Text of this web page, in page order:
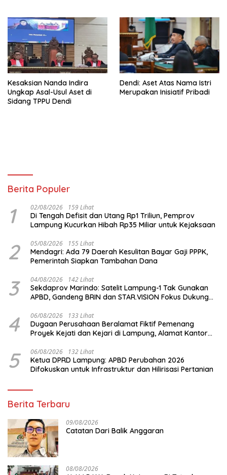
Kesaksian Nanda Indira
Ungkap Asal-Usul Aset di
Sidang TPPU Dendi
Dendi: Aset Atas Nama Istri
Merupakan Inisiatif Pribadi
Berita Populer
1 02/08/2026 159 Lihat
Di Tengah Defisit dan Utang Rp1 Triliun, Pemprov
Lampung Kucurkan Hibah Rp35 Miliar untuk Kejaksaan
2 05/08/2026 155 Lihat
Mendagri: Ada 79 Daerah Kesulitan Bayar Gaji PPPK,
Pemerintah Siapkan Tambahan Dana
3 04/08/2026 142 Lihat
Sekdaprov Marindo: Satelit Lampung-1 Tak Gunakan
APBD, Gandeng BRIN dan STAR.VISION Fokus Dukung
4 06/08/2026 133 Lihat
Dugaan Perusahaan Beralamat Fiktif Pemenang
Proyek Kejati dan Kejari di Lampung, Alamat Kantor
PKPCK Disorot
5 06/08/2026 132 Lihat
Ketua DPRD Lampung: APBD Perubahan 2026
Difokuskan untuk Infrastruktur dan Hilirisasi Pertanian
Berita Terbaru
09/08/2026
Catatan Dari Balik Anggaran
08/08/2026